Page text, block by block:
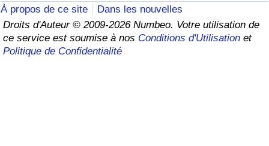
À propos de ce site
Dans les nouvelles
Droits d'Auteur © 2009-2026 Numbeo. Votre utilisation de
ce service est soumise à nos Conditions d'Utilisation et
Politique de Confidentialité
Indice de Criminalité (Actuel)
Indice de Criminalité